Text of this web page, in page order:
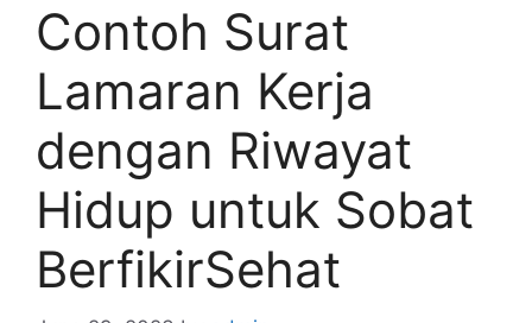
Contoh Surat
Lamaran Kerja
dengan Riwayat
Hidup untuk Sobat
BerfikirSehat